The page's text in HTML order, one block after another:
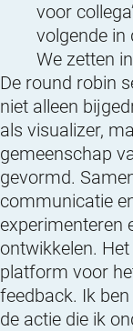
voor
volgende in
We zetten
De round robin
niet alleen
als visualizer,
gemeenschap
gevormd.
communicatie
experimenteren
ontwikkelen.
platform voor
feedback. Ik
de actie die ik